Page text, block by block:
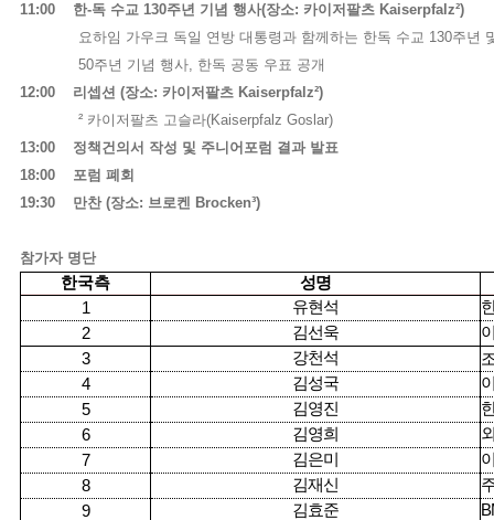
11:00 한-독 수교 130주년 기념 행사(장소: 카이저팔츠 Kaiserpfalz²)
요하임 가우크 독일 연방 대통령과 함께하는 한독 수교 130주년
50주년 기념 행사, 한독 공동 우표 공개
12:00 리셉션 (장소: 카이저팔츠 Kaiserpfalz²)
² 카이저팔츠 고슬라(Kaiserpfalz Goslar)
13:00 정책건의서 작성 및 주니어포럼 결과 발표
18:00 포럼 폐회
19:30 만찬(장소: 브로켄 Brocken³)
참가자 명단
한국측
성명
1
유현석
2
김선욱
3
강천석
4
김성국
5
김영진
6
김영희
7
김은미
8
김재신
9
김효준